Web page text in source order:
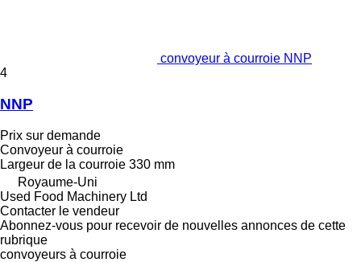
convoyeur à courroie NNP
4
NNP
Prix sur demande
Convoyeur à courroie
Largeur de la courroie 330 mm
Royaume-Uni
Used Food Machinery Ltd
Contacter le vendeur
Abonnez-vous pour recevoir de nouvelles annonces de cette
rubrique
convoyeurs à courroie